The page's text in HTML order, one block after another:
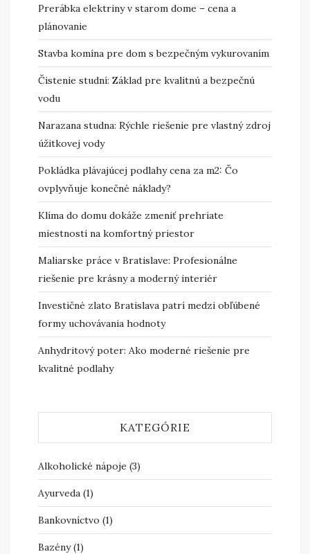
Prerábka elektriny v starom dome – cena a
plánovanie
Stavba komína pre dom s bezpečným vykurovaním
Čistenie studní: Základ pre kvalitnú a bezpečnú
vodu
Narazana studna: Rýchle riešenie pre vlastný zdroj
úžitkovej vody
Pokládka plávajúcej podlahy cena za m2: Čo
ovplyvňuje konečné náklady?
Klíma do domu dokáže zmeniť prehriate
miestnosti na komfortný priestor
Maliarske práce v Bratislave: Profesionálne
riešenie pre krásny a moderný interiér
Investičné zlato Bratislava patrí medzi obľúbené
formy uchovávania hodnoty
Anhydritový poter: Ako moderné riešenie pre
kvalitné podlahy
KATEGÓRIE
Alkoholické nápoje (3)
Ayurveda (1)
Bankovníctvo (1)
Bazény(1)